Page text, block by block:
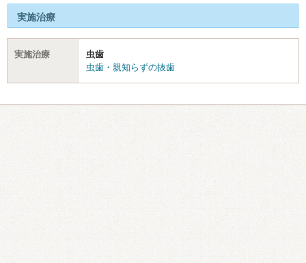
実施治療
実施治療
虫歯
虫歯・親知らずの抜歯